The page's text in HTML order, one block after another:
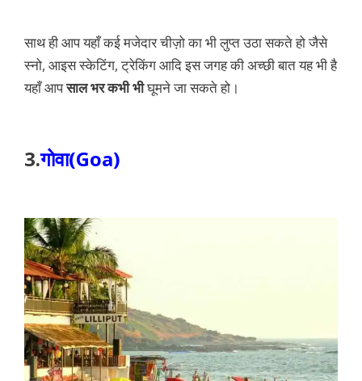
साथ ही आप यहाँ कई मजेदार चीज़ो का भी लुप्त उठा सकते हो जैसे
स्नो, आइस स्केटिंग, ट्रेकिंग आदि इस जगह की अच्छी बात यह भी है
यहाँ आपसाल भर कभी भीघूमने जा सकते हो।
3.गोवा(Goa)